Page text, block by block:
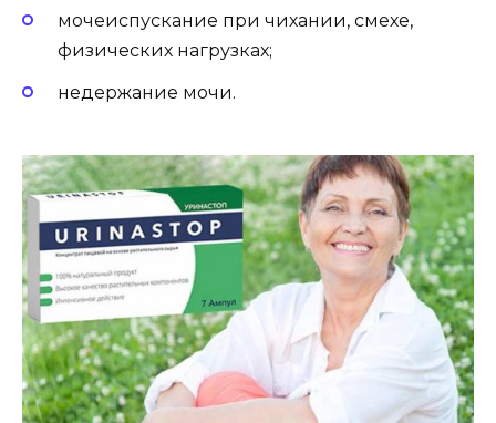
мочеиспускание при чихании, смехе,
физических нагрузках;
недержание мочи.